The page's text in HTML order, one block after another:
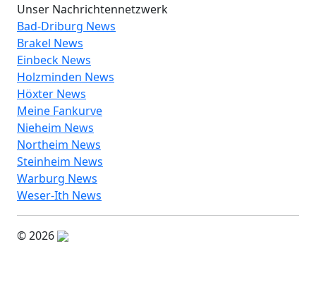
Unser Nachrichtennetzwerk
Bad-Driburg News
Brakel News
Einbeck News
Holzminden News
Höxter News
Meine Fankurve
Nieheim News
Northeim News
Steinheim News
Warburg News
Weser-Ith News
© 2026